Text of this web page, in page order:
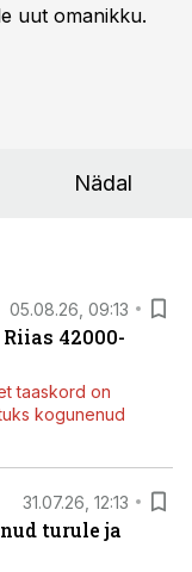
uut omanikku.
Nädal
05.08.26, 09:13
42000-
taaskord on
kogunenud
31.07.26, 12:13
turule ja